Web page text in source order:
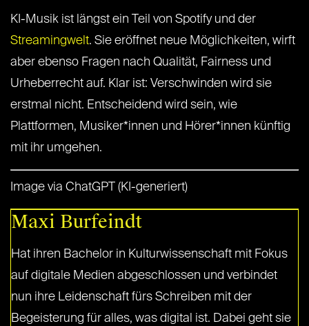
KI-Musik ist längst ein Teil von Spotify und der
Streamingwelt. Sie eröffnet neue Möglichkeiten, wirft
aber ebenso Fragen nach Qualität, Fairness und
Urheberrecht auf. Klar ist: Verschwinden wird sie
erstmal nicht. Entscheidend wird sein, wie
Plattformen, Musiker*innen und Hörer*innen künftig
mit ihr umgehen.
Image via ChatGPT (KI-generiert)
Maxi Burfeindt
Hat ihren Bachelor in Kulturwissenschaft mit Fokus
auf digitale Medien abgeschlossen und verbindet
nun ihre Leidenschaft fürs Schreiben mit der
Begeisterung für alles, was digital ist. Dabei geht sie